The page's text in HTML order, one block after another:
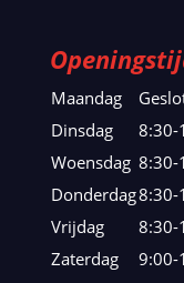
Maandag
Dinsdag
8:30-
Woensdag 8:30-
Donderdag8:30-
Vrijdag
8:30-
Zaterdag
9:00-